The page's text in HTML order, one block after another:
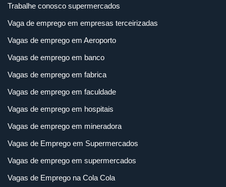
Trabalhe conosco supermercados
Vaga de emprego em empresas terceirizadas
Vagas de emprego em Aeroporto
Vagas de emprego em banco
Vagas de emprego em fabrica
Vagas de emprego em faculdade
Vagas de emprego em hospitais
Vagas de emprego em mineradora
Vagas de Emprego em Supermercados
Vagas de emprego em supermercados
Vagas de Emprego na Cola Cola